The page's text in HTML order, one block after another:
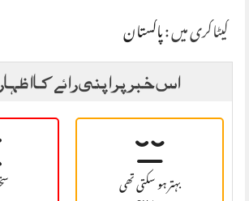
کیٹاگری میں :پاکستان
اس خبر پر اپنی رائے کا
بہتر ہو سکتی تھی